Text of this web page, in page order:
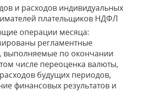
и расходов индивидуальных
плательщиков НДФЛ
операции месяца:
регламентные
выполняемые по окончании
числе переоценка валюты,
будущих периодов,
финансовых результатов и